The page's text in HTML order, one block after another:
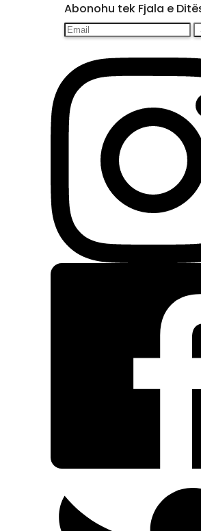
Abonohu tek Fjala e